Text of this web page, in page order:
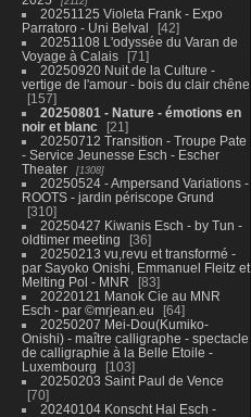
20251125 Violeta Frank - Expo
Parratoro - Uni Belval
42
20251108 L'odyssée du Varan de
Voyage à Calais
71
20250920 Nuit de la Culture -
vertige de l'amour - bois du clair chêne
157
20250801 - Nature - émotions en
noir et blanc
21
20250712 Transition - Troupe Pate
- Service Jeunesse Esch - Escher
Theater
1308
20250524 - Ampersand Variations -
ROOTS - jardin périscope Grund
310
20250427 Kiwanis Esch - by Tun -
oldtimer meeting
36
20250213 vu,revu et transformé -
par Sayoko Onishi, Emmanuel Fleitz et
Melting Pol - MNR
83
20220121 Manok Cie au MNR
Esch - par ©mrjean.eu
64
20250207 Mei-Dou(Kumiko-
Onishi) - maître calligraphe - spectacle
de calligraphie à la Belle Etoile -
Luxembourg
103
20250203 Saint Paul de Vence
70
20240104 Konscht Hal Esch -